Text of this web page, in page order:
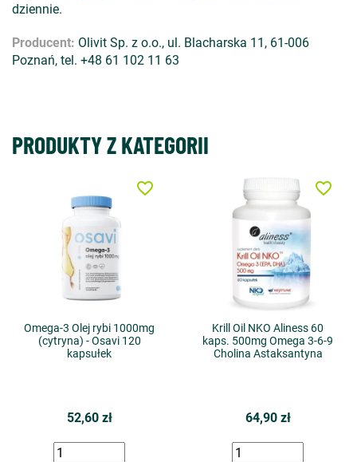
dziennie.
Producent: Olivit Sp. z o.o., ul. Blacharska 11, 61-006
Poznań, tel. +48 61 102 11 63
PRODUKTY Z KATEGORII
Omega-3 Olej rybi 1000mg
(cytryna) - Osavi 120
kapsułek
52,60 zł
favorite_border
Krill Oil NKO Aliness 60
kaps. 500mg Omega 3-6-9
Cholina Astaksantyna
64,90 zł
favorite_border